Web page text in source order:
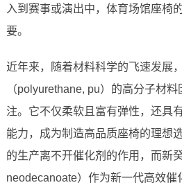
入到赛事或演出中，体育场馆座椅
要。
近年来，随着材料科学的飞速发展
（polyurethane, pu）的高分子材
注。它不仅柔软且富有弹性，还具
能力，成为制造高品质座椅的理想
的生产离不开催化剂的作用，而新
neodecanoate）作为新一代高效催